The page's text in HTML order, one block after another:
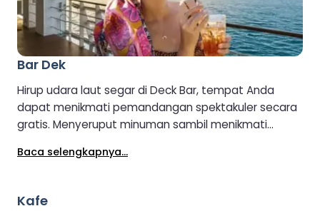
Bar Dek
Hirup udara laut segar di Deck Bar, tempat Anda
dapat menikmati pemandangan spektakuler secara
gratis. Menyeruput minuman sambil menikmati
cuaca memungkinkan.
Baca selengkapnya...
Kafe